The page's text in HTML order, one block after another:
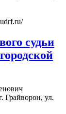
судьи
Грайворон, ул.